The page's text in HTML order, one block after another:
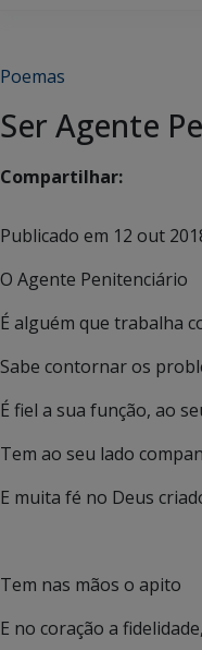
Poemas
Ser Agente
Compartilhar:
Publicado em 12 out
O Agente Penitenciário
É alguém que trabalha
Sabe contornar os
É fiel a sua função, ao
Tem ao seu lado
E muita fé no Deus
Tem nas mãos o apito
E no coração a fidelidade,